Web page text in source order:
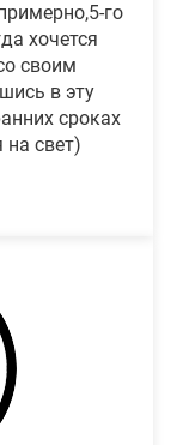
го
хочется
своим
в эту
сроках
на свет)